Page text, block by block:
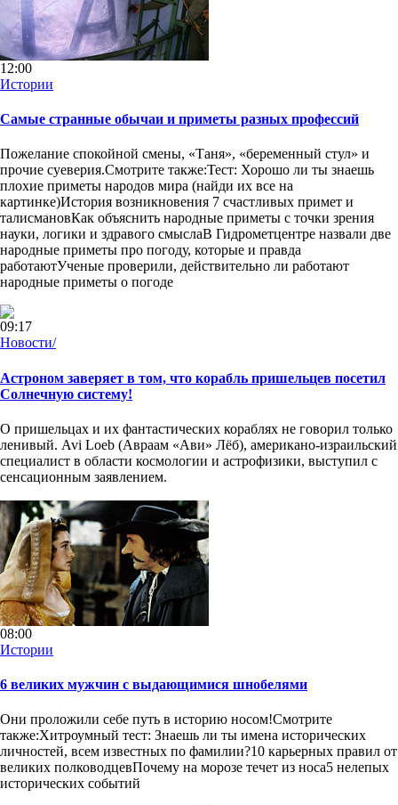
12:00
Истории
Самые странные обычаи и приметы разных профессий
Пожелание спокойной смены, «Таня», «беременный стул» и
прочие суеверия.Смотрите также:Тест: Хорошо ли ты знаешь
плохие приметы народов мира (найди их все на
картинке)История возникновения 7 счастливых примет и
талисмановКак объяснить народные приметы с точки зрения
науки, логики и здравого смыслаВ Гидрометцентре назвали две
народные приметы про погоду, которые и правда
работаютУченые проверили, действительно ли работают
народные приметы о погоде
09:17
Новости/
Астроном заверяет в том, что корабль пришельцев посетил
Солнечную систему!
О пришельцах и их фантастических кораблях не говорил только
ленивый. Avi Loeb (Авраам «Ави» Лёб), американо-израильский
специалист в области космологии и астрофизики, выступил с
сенсационным заявлением.
08:00
Истории
6 великих мужчин с выдающимися шнобелями
Они проложили себе путь в историю носом!Смотрите
также:Хитроумный тест: Знаешь ли ты имена исторических
личностей, всем известных по фамилии?10 карьерных правил от
великих полководцевПочему на морозе течет из носа5 нелепых
исторических событий